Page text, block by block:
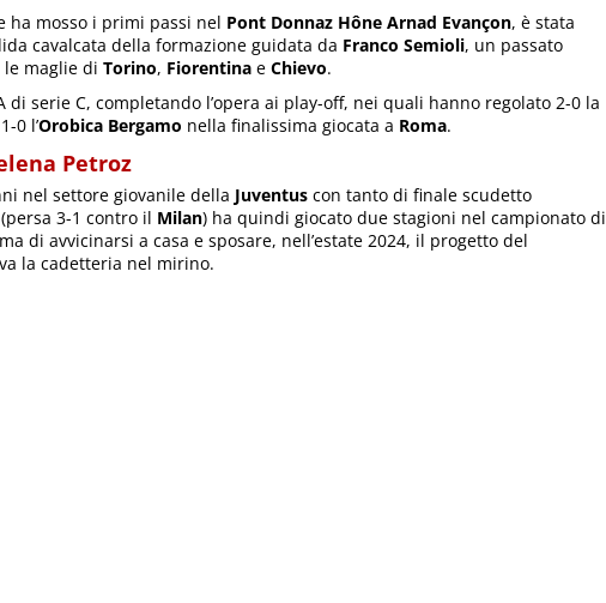
ha mosso i primi passi nel Pont Donnaz Hône Arnad Evançon, è stata
cavalcata della formazione guidata da Franco Semioli, un passato
maglie di Torino, Fiorentina e Chievo.
serie C, completando l’opera ai play-off, nei quali hanno regolato 2-0 la
0 l’Orobica Bergamo nella finalissima giocata a Roma.
Petroz
nel settore giovanile della Juventus con tanto di finale scudetto
3-1 contro il Milan) ha quindi giocato due stagioni nel campionato di
di avvicinarsi a casa e sposare, nell’estate 2024, il progetto del
la cadetteria nel mirino.